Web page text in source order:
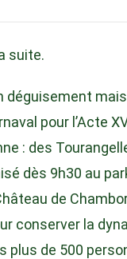
suite.
déguisement
pour l’Acte
: des
dès 9h30 au
de
conserver la
plus de 500